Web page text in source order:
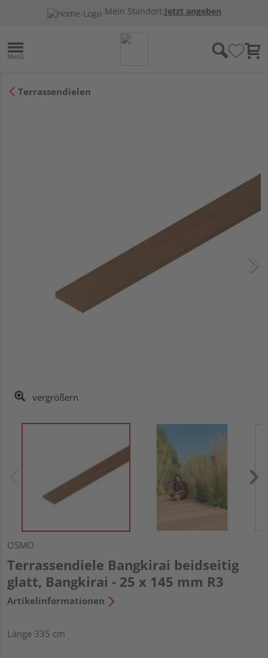
Mein Standort:Jetzt angeben
Terrassendielen
vergrößern
OSMO
Terrassendiele Bangkirai beidseitig
glatt, Bangkirai - 25 x 145 mm R3
Artikelinformationen
Länge 335 cm